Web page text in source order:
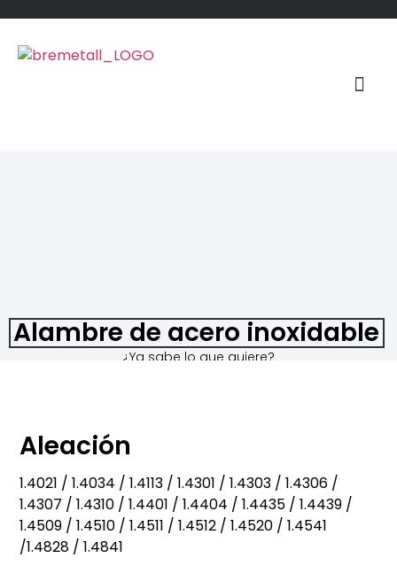
Alambre de acero inoxidable
¿Ya sabe lo que quiere?
Aleación
1.4021 / 1.4034 / 1.4113 / 1.4301 / 1.4303 / 1.4306 /
1.4307 / 1.4310 / 1.4401 / 1.4404 / 1.4435 / 1.4439 /
1.4509 / 1.4510 / 1.4511 / 1.4512 / 1.4520 / 1.4541
/1.4828 / 1.4841